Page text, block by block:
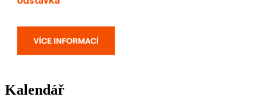
Kalendář